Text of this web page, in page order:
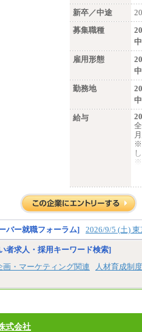
新卒／中途
募集職種
雇用形態
勤務地
給与
※
※
バー就職フォーラム] 2026/9/5 (土) 東
者求人・採用キーワード検索]
画・マーケティング関連 人材育成制
式会社